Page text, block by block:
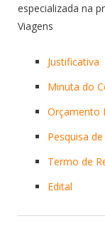
especializada na
Viagens
Justificativa
Minuta do
Orçamento
Pesquisa
Termo de
Edital